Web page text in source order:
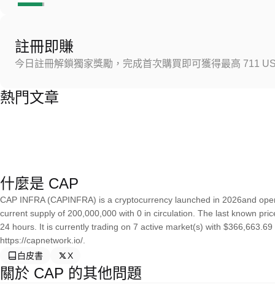
註冊即賺
今日註冊解鎖獨家獎勵，完成首次購買即可獲得最高 711
熱門文章
什麼是 CAP
CAP INFRA (CAPINFRA) is a cryptocurrency launched in 2026and
current supply of 200,000,000 with 0 in circulation. The last known
24 hours. It is currently trading on 7 active market(s) with
https://capnetwork.io/.
白皮書
X
關於 CAP 的其他問題